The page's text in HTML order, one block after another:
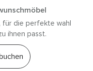
für die perfekte wahl
ihnen passt.